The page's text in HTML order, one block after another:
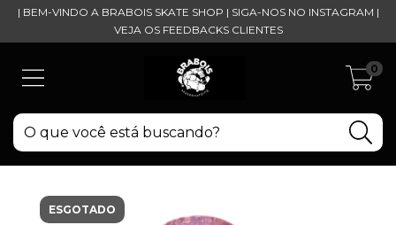
| BEM-VINDO A BRABOIS SKATE SHOP | SIGA-NOS NO INSTAGRAM |
VEJA OS FEEDBACKS CLIENTES
0
ESGOTADO